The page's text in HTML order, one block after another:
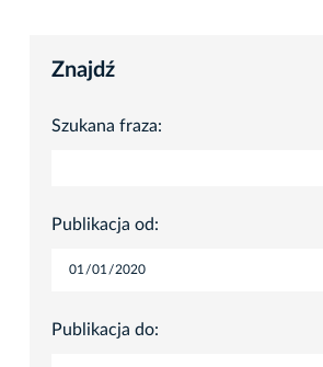
Znajdź
Szukana fraza:
Publikacja od:
Publikacja do: